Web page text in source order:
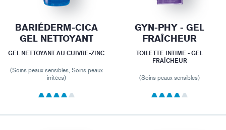
BARIÉDERM-CICA
GEL NETTOYANT
GEL NETTOYANT AU CUIVRE-ZINC
(Soins peaux sensibles, Soins peaux
irritées)
GYN-PHY - GEL
FRAÎCHEUR
TOILETTE INTIME - GEL
FRAÎCHEUR
(Soins peaux sensibles)